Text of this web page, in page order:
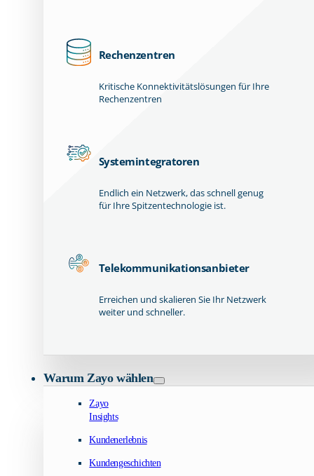
Rechenzentren
Kritische Konnektivitätslösungen für Ihre
Rechenzentren
Systemintegratoren
Endlich ein Netzwerk, das schnell genug
für Ihre Spitzentechnologie ist.
Telekommunikationsanbieter
Erreichen und skalieren Sie Ihr Netzwerk
weiter und schneller.
Warum Zayo wählen
Zayo
Insights
Kundenerlebnis
Kundengeschichten